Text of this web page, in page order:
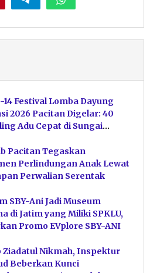
14 Festival Lomba Dayung
2026 Pacitan Digelar: 40
Adu Cepat di Sungai
Pacitan Tegaskan
Perlindungan Anak Lewat
Perwalian Serentak
SBY-Ani Jadi Museum
di Jatim yang Miliki SPKLU,
Promo EVplore SBY-ANI
Ziadatul Nikmah, Inspektur
Beberkan Kunci